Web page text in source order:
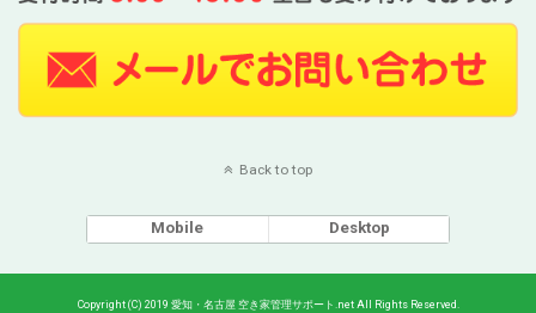
Back to top
Mobile Desktop
Copyright (C) 2019 愛知・名古屋 空き家管理サポート.net All Rights Reserved.